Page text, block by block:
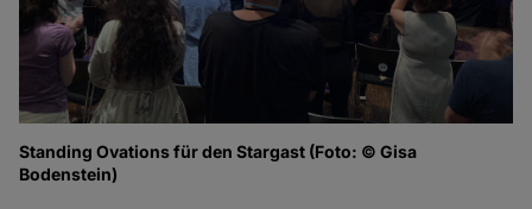
Standing Ovations für den Stargast (Foto: © Gisa
Bodenstein)